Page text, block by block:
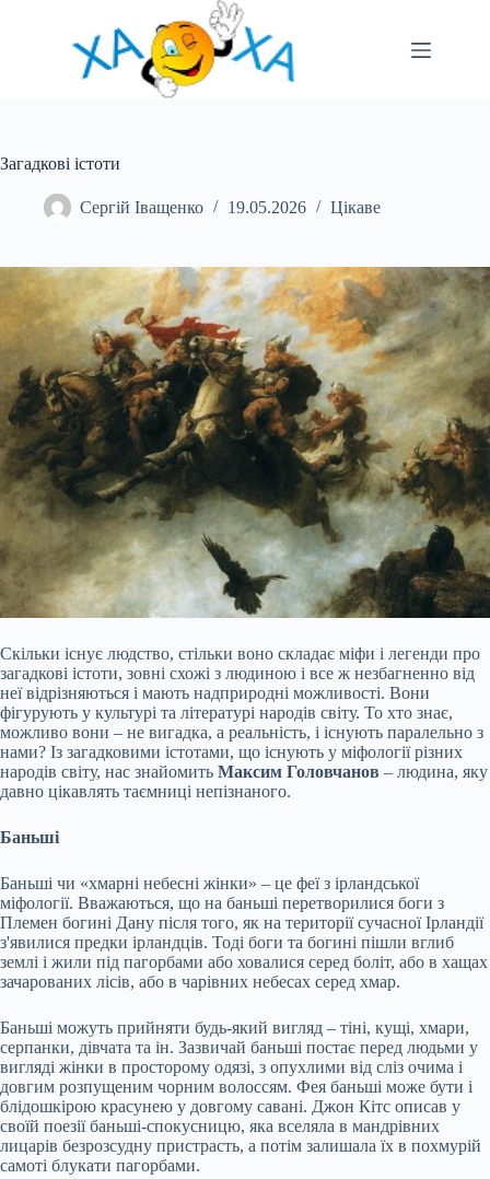
Загадкові істоти
Сергій Іващенко 19.05.2026 Цікаве
Скільки існує людство, стільки воно складає міфи і легенди про
загадкові істоти, зовні схожі з людиною і все ж незбагненно від
неї відрізняються і мають надприродні можливості. Вони
фігурують у культурі та літературі народів світу. То хто знає,
можливо вони – не вигадка, а реальність, і існують паралельно з
нами? Із загадковими істотами, що існують у міфології різних
народів світу, нас знайомить Максим Головчанов – людина, яку
давно цікавлять таємниці непізнаного.
Баньші
Баньші чи «хмарні небесні жінки» – це феї з ірландської
міфології. Вважаються, що на баньші перетворилися боги з
Племен богині Дану після того, як на території сучасної Ірландії
з'явилися предки ірландців. Тоді боги та богині пішли вглиб
землі і жили під пагорбами або ховалися серед боліт, або в хащах
зачарованих лісів, або в чарівних небесах серед хмар.
Баньші можуть прийняти будь-який вигляд – тіні, кущі, хмари,
серпанки, дівчата та ін. Зазвичай баньші постає перед людьми у
вигляді жінки в просторому одязі, з опухлими від сліз очима і
довгим розпущеним чорним волоссям. Фея баньші може бути і
блідошкірою красунею у довгому савані. Джон Кітс описав у
своїй поезії баньші-спокусницю, яка вселяла в мандрівних
лицарів безрозсудну пристрасть, а потім залишала їх в похмурій
самоті блукати пагорбами.